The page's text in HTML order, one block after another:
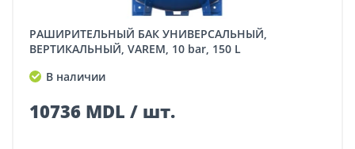
РАШИРИТЕЛЬНЫЙ БАК УНИВЕРСАЛЬНЫЙ,
ВЕРТИКАЛЬНЫЙ, VAREM, 10 bar, 150 L
В наличии
10736 MDL / шт.